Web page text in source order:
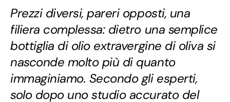
Prezzi diversi, pareri opposti, una
filiera complessa: dietro una semplice
bottiglia di olio extravergine di oliva si
nasconde molto più di quanto
immaginiamo. Secondo gli esperti,
solo dopo uno studio accurato del